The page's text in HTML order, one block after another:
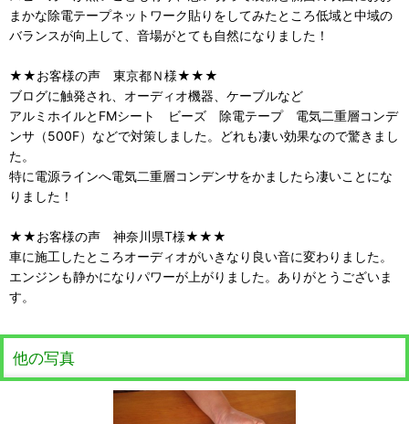
まかな除電テープネットワーク貼りをしてみたところ低域と中域の
バランスが向上して、音場がとても自然になりました！
★★お客様の声 東京都Ｎ様★★★
ブログに触発され、オーディオ機器、ケーブルなど
アルミホイルとFMシート ビーズ 除電テープ 電気二重層コンデ
ンサ（500F）などで対策しました。どれも凄い効果なので驚きまし
た。
特に電源ラインへ電気二重層コンデンサをかましたら凄いことにな
りました！
★★お客様の声 神奈川県T様★★★
車に施工したところオーディオがいきなり良い音に変わりました。
エンジンも静かになりパワーが上がりました。ありがとうございま
す。
他の写真